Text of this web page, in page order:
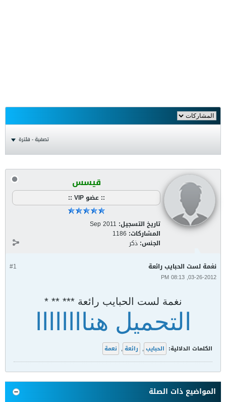
تصفية - فلترة
قيسس
:: عضو VIP ::
تاريخ التسجيل: Sep 2011
المشاركات: 1186
الجنس: ذكر
#1 نغمة لست الحبايب رائعة
03-26-2012, 08:13 PM
نغمة لست الحبايب رائعة *** ** *
التحميل هناااااااا
الكلمات الدلالية: الحبايب , رائعة , نعمة
المواضيع ذات الصلة